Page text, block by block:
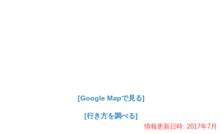
[Google Mapで見る]
[行き方を調べる]
情報更新日時: 2017年7月